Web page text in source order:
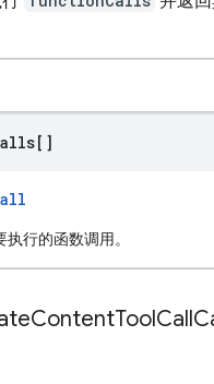
行的函数调用。
ContentToolCall